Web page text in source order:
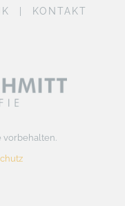
KONTAKT
vorbehalten.